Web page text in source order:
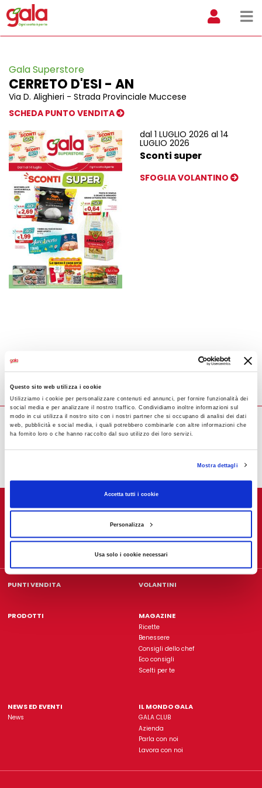
Questo sito web utilizza i cookie
Utilizziamo i cookie per personalizzare contenuti ed annunci, per fornire funzionalità dei
social media e per analizzare il nostro traffico. Condividiamo inoltre informazioni sul
modo in cui utilizza il nostro sito con i nostri partner che si occupano di analisi dei dati
web, pubblicità e social media, i quali potrebbero combinarle con altre informazioni che
ha fornito loro o che hanno raccolto dal suo utilizzo dei loro servizi.
Mostra dettagli
Accetta tutti i cookie
Personalizza
Usa solo i cookie necessari
Gala Superstore
CERRETO D'ESI - AN
Via D. Alighieri - Strada Provinciale Muccese
SCHEDA PUNTO VENDITA
dal 1 LUGLIO 2026 al 14
LUGLIO 2026
Sconti super
SFOGLIA VOLANTINO
Gala è un'insegna di proprietà dell'azienda
ISCRIVITI ALLA NOSTRA NEWSLETTER
MAGAZINE
Ricette
Benessere